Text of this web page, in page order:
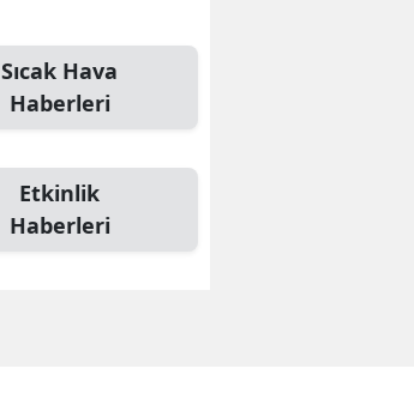
Sıcak Hava
Haberleri
Etkinlik
Haberleri